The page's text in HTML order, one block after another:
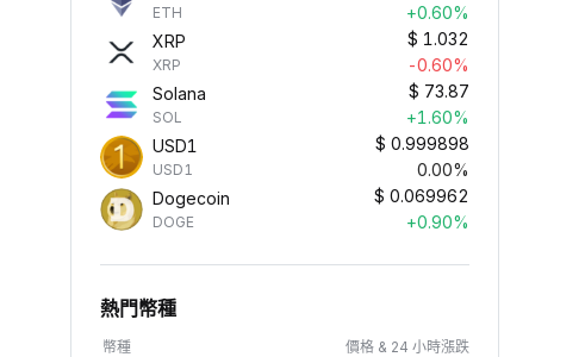
ETH
+0.60%
XRP
XRP
$ 1.032
-0.60%
Solana
SOL
$ 73.87
+1.60%
USD1
USD1
$ 0.999898
0.00%
Dogecoin
DOGE
$ 0.069962
+0.90%
熱門幣種
幣種 價格 & 24 小時漲跌